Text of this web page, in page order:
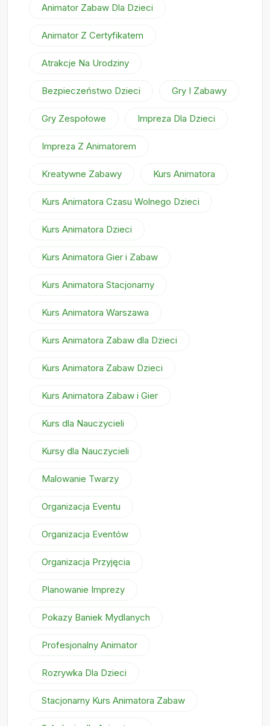
Animator Zabaw Dla Dzieci
Animator Z Certyfikatem
Atrakcje Na Urodziny
Bezpieczeństwo Dzieci Gry I Zabawy
Gry Zespołowe Impreza Dla Dzieci
Impreza Z Animatorem
Kreatywne Zabawy Kurs Animatora
Kurs Animatora Czasu Wolnego Dzieci
Kurs Animatora Dzieci
Kurs Animatora Gier i Zabaw
Kurs Animatora Stacjonarny
Kurs Animatora Warszawa
Kurs Animatora Zabaw dla Dzieci
Kurs Animatora Zabaw Dzieci
Kurs Animatora Zabaw i Gier
Kurs dla Nauczycieli
Kursy dla Nauczycieli
Malowanie Twarzy
Organizacja Eventu
Organizacja Eventów
Organizacja Przyjęcia
Planowanie Imprezy
Pokazy Baniek Mydlanych
Profesjonalny Animator
Rozrywka Dla Dzieci
Stacjonarny Kurs Animatora Zabaw